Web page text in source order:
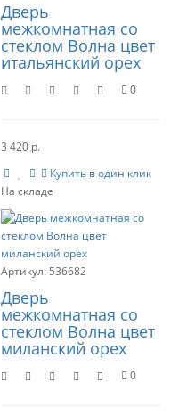
Дверь
межкомнатная со
стеклом Волна цвет
итальянский орех
0
3 420 р.
Купить в один клик
536682
Дверь
межкомнатная со
стеклом Волна цвет
миланский орех
0